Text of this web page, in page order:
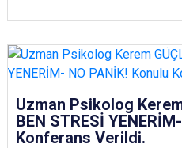
Uzman Psikolog
BEN STRESİ
Konferans Verildi.